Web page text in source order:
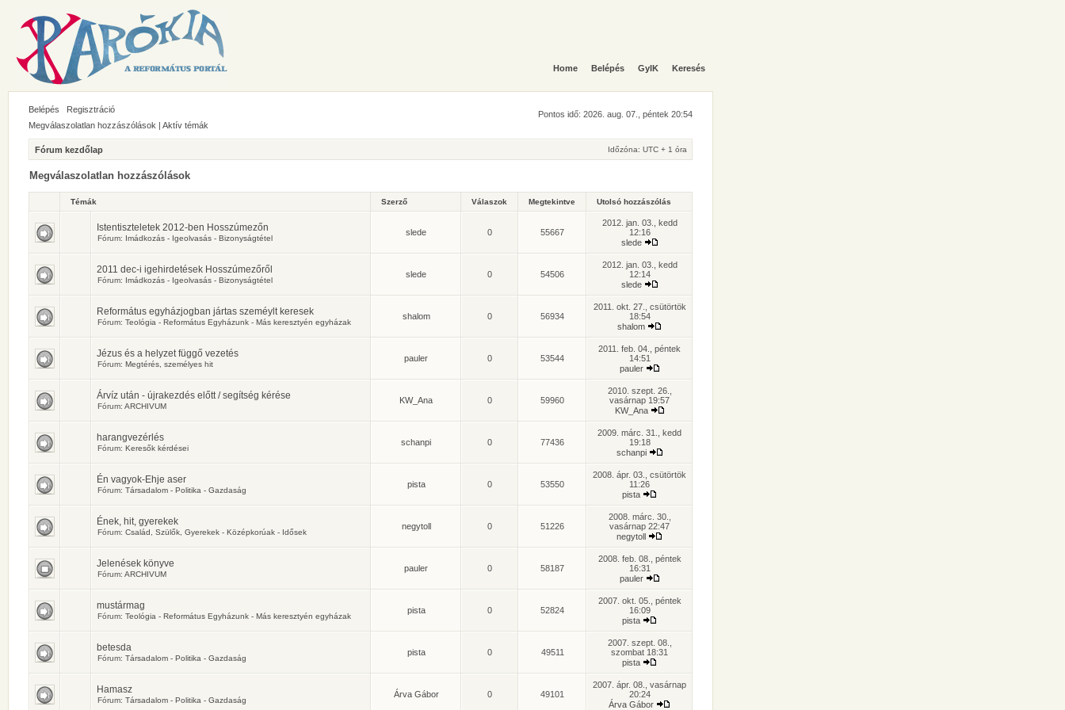
Home Belépés GyIK Keresés
Belépés Regisztráció
Pontos idő: 2026. aug. 07., péntek 20:54
Megválaszolatlan hozzászólások | Aktív témák
Fórum kezdőlap Időzóna: UTC + 1 óra
Megválaszolatlan hozzászólások
Témák Szerző Válaszok Megtekintve Utolsó hozzászólás
Istentiszteletek 2012-ben Hosszúmezőn
Fórum: Imádkozás - Igeolvasás - Bizonyságtétel
slede 0 55667
2012. jan. 03., kedd
12:16
slede
2011 dec-i igehirdetések Hosszúmezőről
Fórum: Imádkozás - Igeolvasás - Bizonyságtétel
slede 0 54506
2012. jan. 03., kedd
12:14
slede
Református egyházjogban jártas szeméylt keresek
Fórum: Teológia - Református Egyházunk - Más keresztyén egyházak
shalom 0 56934
2011. okt. 27., csütörtök
18:54
shalom
Jézus és a helyzet függő vezetés
Fórum: Megtérés, személyes hit
pauler 0 53544
2011. feb. 04., péntek
14:51
pauler
Árvíz után - újrakezdés előtt / segítség kérése
Fórum: ARCHIVUM
KW_Ana 0 59960
2010. szept. 26.,
vasárnap 19:57
KW_Ana
harangvezérlés
Fórum: Keresők kérdései
schanpi 0 77436
2009. márc. 31., kedd
19:18
schanpi
Én vagyok-Ehje aser
Fórum: Társadalom - Politika - Gazdaság
pista 0 53550
2008. ápr. 03., csütörtök
11:26
pista
Ének, hit, gyerekek
Fórum: Család, Szülők, Gyerekek - Középkorúak - Idősek
negytoll 0 51226
2008. márc. 30.,
vasárnap 22:47
negytoll
Jelenések könyve
Fórum: ARCHIVUM
pauler 0 58187
2008. feb. 08., péntek
16:31
pauler
mustármag
Fórum: Teológia - Református Egyházunk - Más keresztyén egyházak
pista 0 52824
2007. okt. 05., péntek
16:09
pista
betesda
Fórum: Társadalom - Politika - Gazdaság
pista 0 49511
2007. szept. 08.,
szombat 18:31
pista
Hamasz
Fórum: Társadalom - Politika - Gazdaság
Árva Gábor 0 49101
2007. ápr. 08., vasárnap
20:24
Árva Gábor